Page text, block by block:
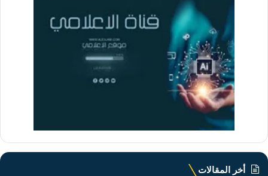
أخر المقالات